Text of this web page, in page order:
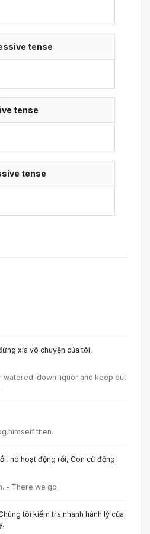
tense
tense
tense
xía vô chuyện của tôi.
watered-down liquor and keep out
himself then.
nó hoạt động rồi, Con cử động
- There we go.
tôi kiểm tra nhanh hành lý của